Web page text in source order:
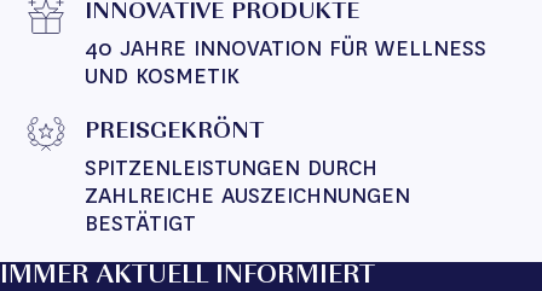
INNOVATIVE PRODUKTE
40 JAHRE INNOVATION FÜR WELLNESS
UND KOSMETIK
PREISGEKRÖNT
SPITZENLEISTUNGEN DURCH
ZAHLREICHE AUSZEICHNUNGEN
BESTÄTIGT
IMMER AKTUELL INFORMIERT